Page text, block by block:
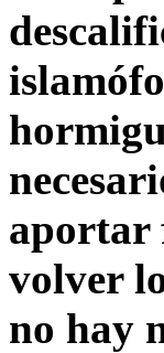
aportar
volver
no hay